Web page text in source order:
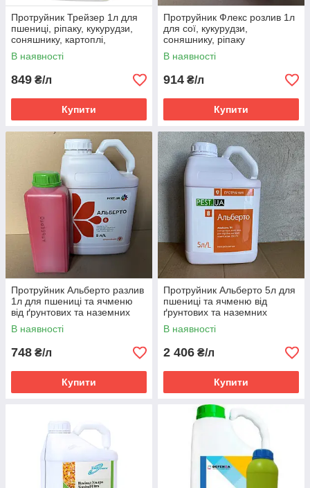
Протруйник Трейзер 1л для
пшениці, ріпаку, кукурудзи,
соняшнику, картоплі,
цукрових буряків
(Тіаметоксам)
В наявності
849 ₴/л
Купити
Протруйник Флекс розлив 1л
для сої, кукурудзи,
соняшнику, ріпаку
(флудіоксоніл + металаксил –
М)
В наявності
914 ₴/л
Купити
Протруйник Альберто разлив
1л для пшениці та ячменю
від ґрунтових та наземних
шкідників (тіаметоксам, 350 г/
л)
В наявності
748 ₴/л
Купити
Протруйник Альберто 5л для
пшениці та ячменю від
ґрунтових та наземних
шкідників (тіаметоксам, 350 г/
л)
В наявності
2 406 ₴/л
Купити